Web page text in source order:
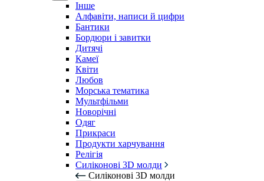
Інше
Алфавіти, написи й цифри
Бантики
Бордюри і завитки
Дитячі
Камеї
Квіти
Любов
Морська тематика
Мультфільми
Новорічні
Одяг
Прикраси
Продукти харчування
Релігія
Силіконові 3D молди
Силіконові 3D молди